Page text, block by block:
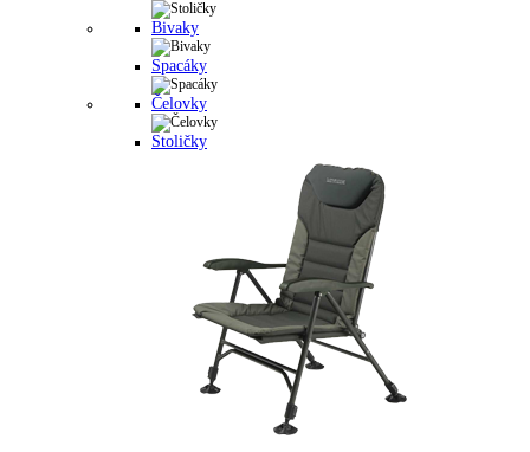
Bivaky
Spacáky
Čelovky
Stoličky